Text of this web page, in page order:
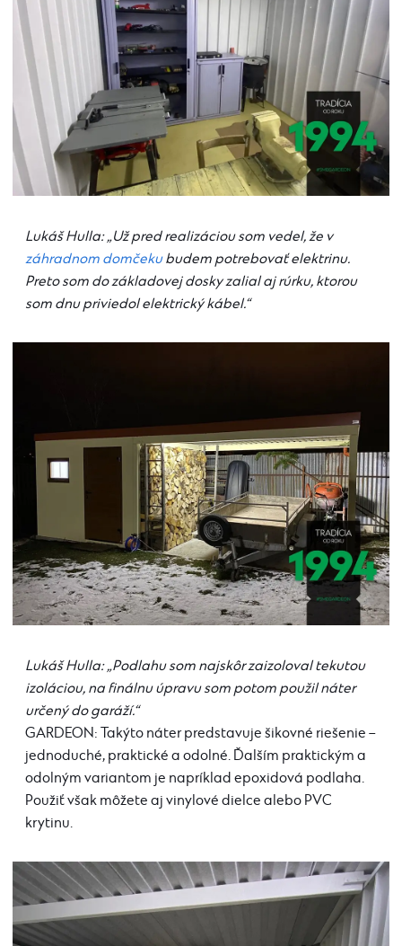
Lukáš Hulla: „Už pred realizáciou som vedel, že v
záhradnom domčekubudem potrebovať elektrinu.
Preto som do základovej dosky zalial aj rúrku, ktorou
som dnu priviedol elektrický kábel.“
Lukáš Hulla: „Podlahu som najskôr zaizoloval tekutou
izoláciou, na finálnu úpravu som potom použil náter
určený do garáží.“
GARDEON: Takýto náter predstavuje šikovné riešenie –
jednoduché, praktické a odolné. Ďalším praktickým a
odolným variantom je napríklad epoxidová podlaha.
Použiť však môžete aj vinylové dielce alebo PVC
krytinu.